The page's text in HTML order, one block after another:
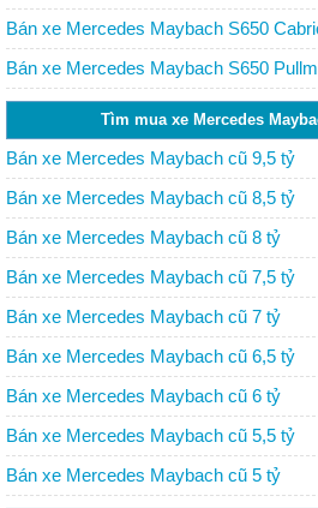
Bán xe Mercedes Maybach S650
Bán xe Mercedes Maybach S650
Tìm mua xe Mercedes
Bán xe Mercedes Maybach cũ 9,5 tỷ
Bán xe Mercedes Maybach cũ 8,5 tỷ
Bán xe Mercedes Maybach cũ 8 tỷ
Bán xe Mercedes Maybach cũ 7,5 tỷ
Bán xe Mercedes Maybach cũ 7 tỷ
Bán xe Mercedes Maybach cũ 6,5 tỷ
Bán xe Mercedes Maybach cũ 6 tỷ
Bán xe Mercedes Maybach cũ 5,5 tỷ
Bán xe Mercedes Maybach cũ 5 tỷ